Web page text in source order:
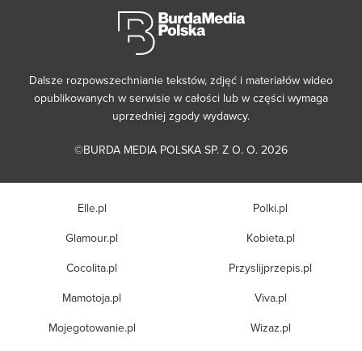
Dalsze rozpowszechnianie tekstów, zdjęć i materiałów wideo
opublikowanych w serwisie w całości lub w części wymaga
uprzedniej zgody wydawcy.
©BURDA MEDIA POLSKA SP. Z O. O. 2026
Elle.pl
Glamour.pl
Cocolita.pl
Mamotoja.pl
Mojegotowanie.pl
Polki.pl
Kobieta.pl
Przyslijprzepis.pl
Viva.pl
Wizaz.pl